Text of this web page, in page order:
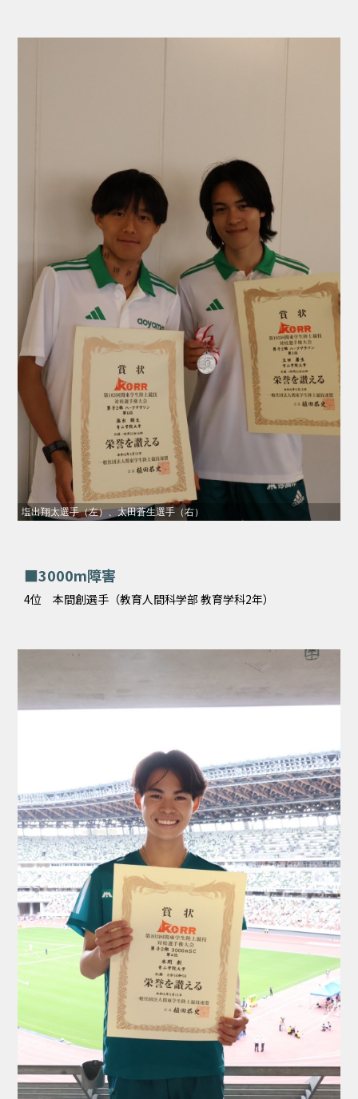
塩出翔太選手（左）、太田蒼生選手（右）
■3000m障害
4位 本間創選手（教育人間科学部 教育学科2年）